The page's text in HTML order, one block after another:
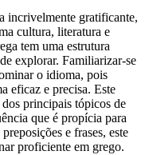
incrivelmente gratificante,
cultura, literatura e
tem uma estrutura
explorar. Familiarizar-se
o idioma, pois
eficaz e precisa. Este
principais tópicos de
que é propícia para
e frases, este
proficiente em grego.